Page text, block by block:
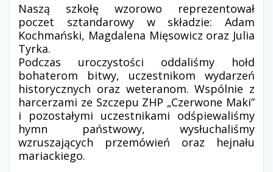
Naszą szkołę wzorowo reprezentował
poczet sztandarowy w składzie: Adam
Kochmański, Magdalena Mięsowicz oraz Julia
Tyrka.
Podczas uroczystości oddaliśmy hołd
bohaterom bitwy, uczestnikom wydarzeń
historycznych oraz weteranom. Wspólnie z
harcerzami ze Szczepu ZHP „Czerwone Maki”
i pozostałymi uczestnikami odśpiewaliśmy
hymn państwowy, wysłuchaliśmy
wzruszających przemówień oraz hejnału
mariackiego.